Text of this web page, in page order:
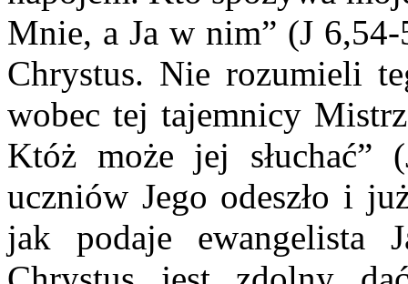
Mnie, a Ja w nim” (J
Chrystus. Nie rozumieli
wobec tej tajemnicy
Któż może jej słuchać”
uczniów Jego odeszło i
jak podaje ewangelista